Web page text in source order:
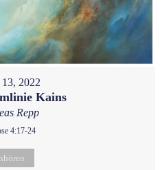
2022
Kains
Repp
4:17-24